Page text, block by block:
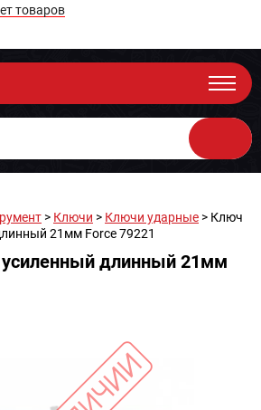
товаров
> Ключи > Ключи ударные > Ключ
21мм Force 79221
длинный 21мм